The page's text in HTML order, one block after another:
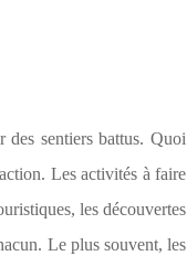
des sentiers battus. Quoi
Les activités à faire
les découvertes
Le plus souvent, les